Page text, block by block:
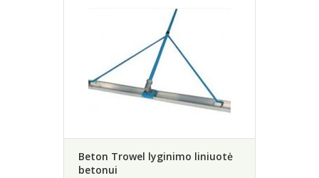
Beton Trowel lyginimo liniuotė
betonui